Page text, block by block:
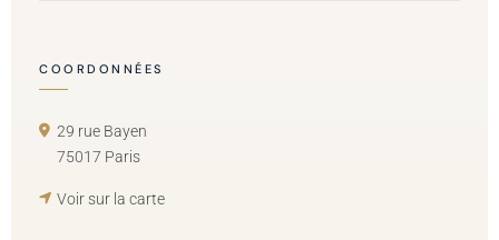
COORDONNÉES
29 rue Bayen
75017 Paris
Voir sur la carte